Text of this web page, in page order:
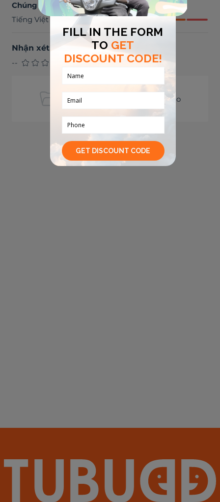
Chúng ta có thể trò chuyện bằng
Tiếng Việt
Nhận xét từ khách du lịch(0)
--
Hiện tại không có đánh giá nào